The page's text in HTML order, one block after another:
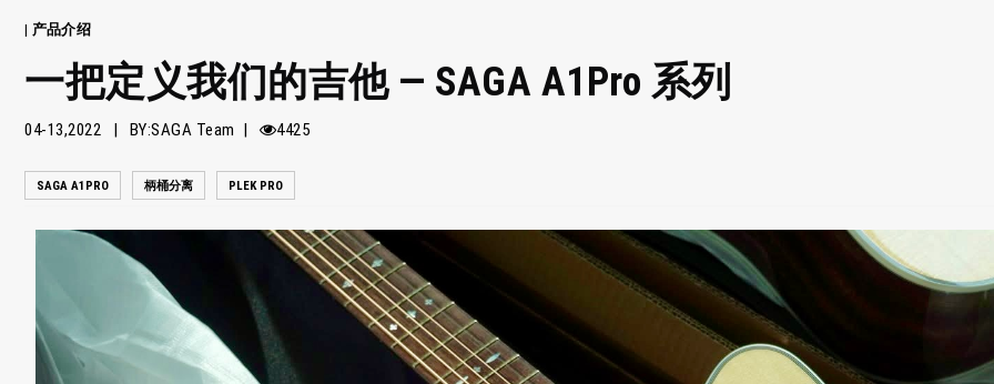
| 产品介绍
一把定义我们的吉他 — SAGA A1Pro 系列
04-13,2022 | BY:SAGA Team | 4425
SAGA A1PRO 柄桶分离 PLEK PRO